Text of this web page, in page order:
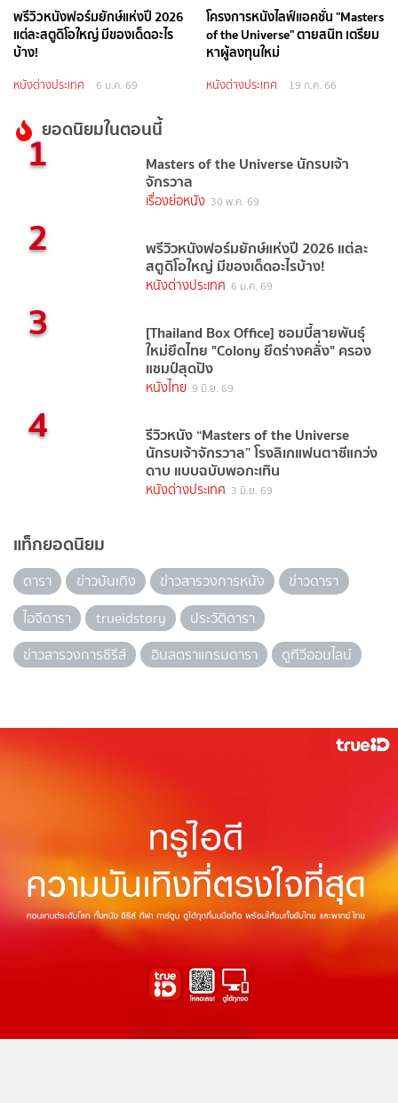
พรีวิวหนังฟอร์มยักษ์แห่งปี 2026
แต่ละสตูดิโอใหญ่ มีของเด็ดอะไร
บ้าง!
หนังต่างประเทศ 6 ม.ค. 69
โครงการหนังไลฟ์แอคชั่น "Masters
of the Universe" ตายสนิท เตรียม
หาผู้ลงทุนใหม่
หนังต่างประเทศ 19 ก.ค. 66
ยอดนิยมในตอนนี้
1 Masters of the Universe นักรบเจ้า
จักรวาล
เรื่องย่อหนัง 30 พ.ค. 69
2 พรีวิวหนังฟอร์มยักษ์แห่งปี 2026 แต่ละ
สตูดิโอใหญ่ มีของเด็ดอะไรบ้าง!
หนังต่างประเทศ 6 ม.ค. 69
3 [Thailand Box Office] ซอมบี้สายพันธุ์
ใหม่ยึดไทย "Colony ยึดร่างคลั่ง" ครอง
แชมป์สุดปัง
หนังไทย 9 มิ.ย. 69
4 รีวิวหนัง “Masters of the Universe
นักรบเจ้าจักรวาล” โรงลิเกแฟนตาซีแกว่ง
ดาบ แบบฉบับพอกะเทิน
หนังต่างประเทศ 3 มิ.ย. 69
แท็กยอดนิยม
ดารา ข่าวบันเทิง ข่าวสารวงการหนัง
ข่าวดารา
ไอจีดารา
trueidstory
ประวัติดารา
ข่าวสารวงการซีรีส์
อินสตราแกรมดารา ดูทีวีออนไลน์